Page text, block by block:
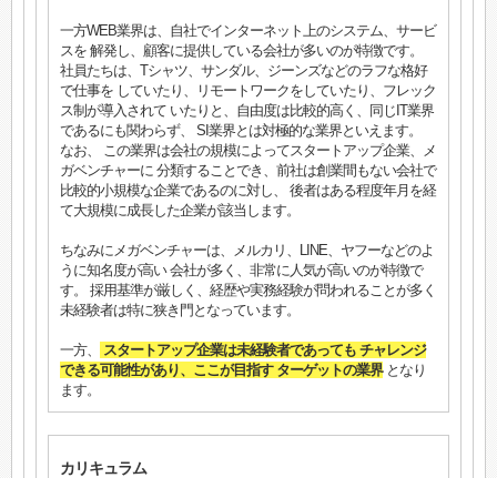
一方WEB業界は、自社でインターネット上のシステム、サービ
スを 解発し、顧客に提供している会社が多いのが特徴です。
社員たちは、Tシャツ、サンダル、ジーンズなどのラフな格好
で仕事を していたり、リモートワークをしていたり、フレック
ス制が導入されて いたりと、自由度は比較的高く、同じIT業界
であるにも関わらず、 SI業界とは対極的な業界といえます。
なお、 この業界は会社の規模によってスタートアップ企業、メ
ガベンチャーに 分類することでき、前社は創業間もない会社で
比較的小規模な企業であるのに対し、 後者はある程度年月を経
て大規模に成長した企業が該当します。
ちなみにメガベンチャーは、メルカリ、LINE、ヤフーなどのよ
うに知名度が高い 会社が多く、非常に人気が高いのが特徴で
す。 採用基準が厳しく、経歴や実務経験が問われることが多く
未経験者は特に狭き門となっています。
一方、
スタートアップ企業は未経験者であっても チャレンジ
できる可能性があり、ここが目指す ターゲットの業界となり
ます。
カリキュラム